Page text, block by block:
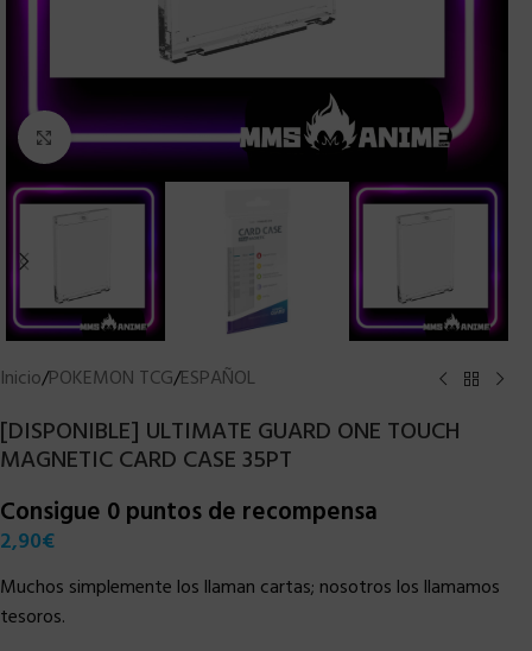
Clic para ampliar
Inicio/POKEMON TCG/ESPAÑOL
[DISPONIBLE] ULTIMATE GUARD ONE TOUCH
MAGNETIC CARD CASE 35PT
Consigue 0 puntos de recompensa
2,90€
Muchos simplemente los llaman cartas; nosotros los llamamos
tesoros.